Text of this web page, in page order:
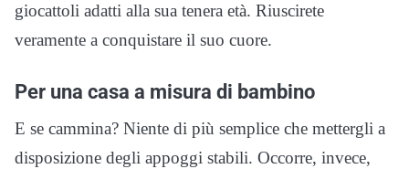
giocattoli adatti alla sua tenera età. Riuscirete
veramente a conquistare il suo cuore.
Per una casa a misura di bambino
E se cammina? Niente di più semplice che mettergli a
disposizione degli appoggi stabili. Occorre, invece,